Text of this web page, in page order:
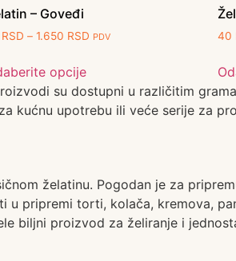
– Goveđi
RSD – 1.650 RSD PDV
opcije
40
su dostupni u različitim
kućnu upotrebu ili veće serije za
želatinu. Pogodan je za
pripremi torti, kolača, kremova,
biljni proizvod za želiranje i